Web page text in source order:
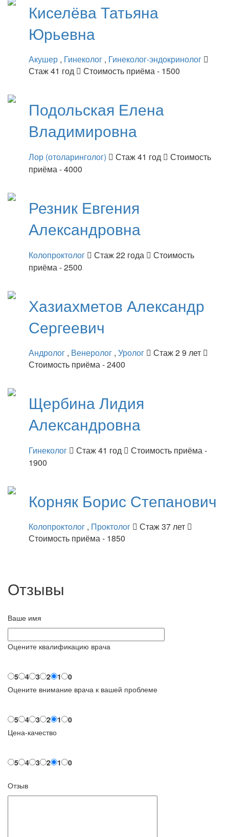
КиселёваТатьяна
Юрьевна
Акушер , Гинеколог , Гинеколог-эндокринолог
Стаж 41 год
Стоимость приёма - 1500
Подольская Елена
Владимировна
Лор (отоларинголог) Стаж 41 год
Стоимость
приёма - 4000
Резник Евгения
Александровна
Колопроктолог Стаж 22 года
Стоимость
приёма - 2500
Хазиахметов Александр
Сергеевич
Андролог , Венеролог , Уролог
Стаж 2 9 лет
Стоимость приёма - 2400
ЩербинаЛидия
Александровна
Гинеколог Стаж 41 год
Стоимость приёма -
1900
Корняк Борис Степанович
Колопроктолог , Проктолог
Стаж 37 лет
Стоимость приёма - 1850
Отзывы
Ваше имя
Оцените квалификацию врача
5 4 3 2 1
0
Оцените внимание врача к вашей проблеме
5 4 3 2 1
0
Цена-качество
5 4 3 2 1 0
Отзыв